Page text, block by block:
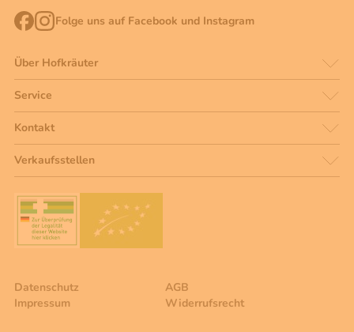
Folge uns auf Facebook und Instagram
Über Hofkräuter
Service
Kontakt
Verkaufsstellen
Datenschutz
AGB
Impressum
Widerrufsrecht